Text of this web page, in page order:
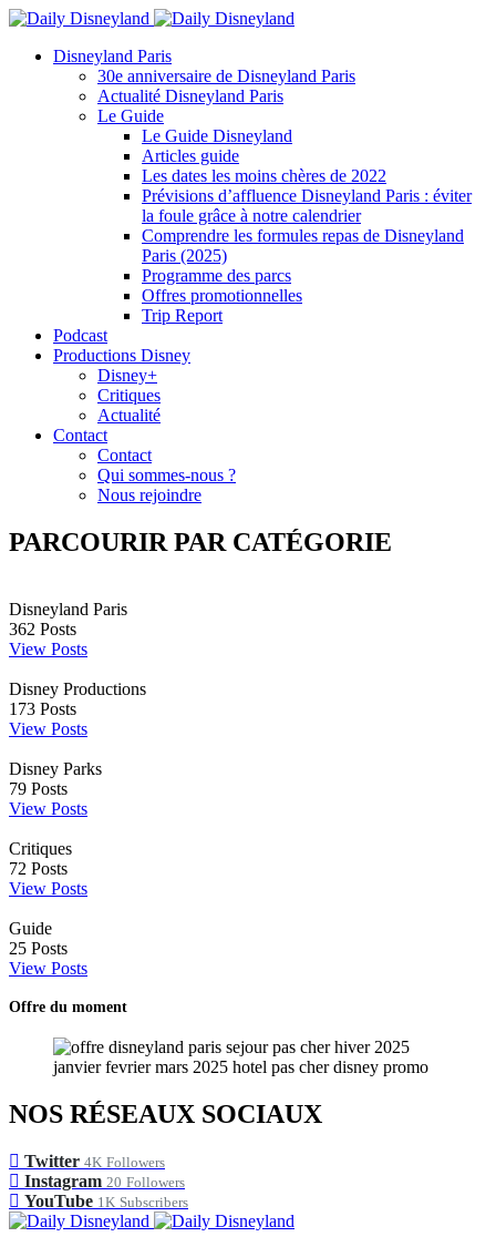
Disneyland Paris
30e anniversaire de Disneyland Paris
Actualité Disneyland Paris
Le Guide
Le Guide Disneyland
Articles guide
Les dates les moins chères de 2022
Prévisions d’affluence Disneyland Paris : éviter
la foule grâce à notre calendrier
Comprendre les formules repas de Disneyland
Paris (2025)
Programme des parcs
Offres promotionnelles
Trip Report
Podcast
Productions Disney
Disney+
Critiques
Actualité
Contact
Contact
Qui sommes-nous ?
Nous rejoindre
PARCOURIR PAR CATÉGORIE
Disneyland Paris
362 Posts
View Posts
Disney Productions
173 Posts
View Posts
Disney Parks
79 Posts
View Posts
Critiques
72 Posts
View Posts
Guide
25 Posts
View Posts
Offre du moment
NOS RÉSEAUX SOCIAUX
Twitter 4K Followers
Instagram 20 Followers
YouTube 1K Subscribers